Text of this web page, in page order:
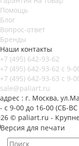
Помощь
Блог
Вопрос-ответ
Бренды
Наши контакты
+7 (495) 642-93-62
+7 (495) 642-93-62 c 9-
+7 (495) 642-93-63 c 9-
sale@paliart.ru
адрес : г. Москва,
- c 9-00 до 16-00 (СБ-
© paliart.ru -
Версия для печати